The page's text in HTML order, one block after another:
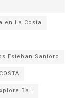
en La Costa
Esteban Santoro
Bali